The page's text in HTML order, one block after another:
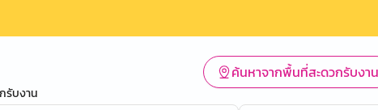
ค้นหาจากพื้นที่สะดวกรับงาน
รับงาน